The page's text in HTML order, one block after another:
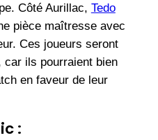
Côté Aurillac, Tedo
pièce maîtresse avec
Ces joueurs seront
ils pourraient bien
en faveur de leur
: